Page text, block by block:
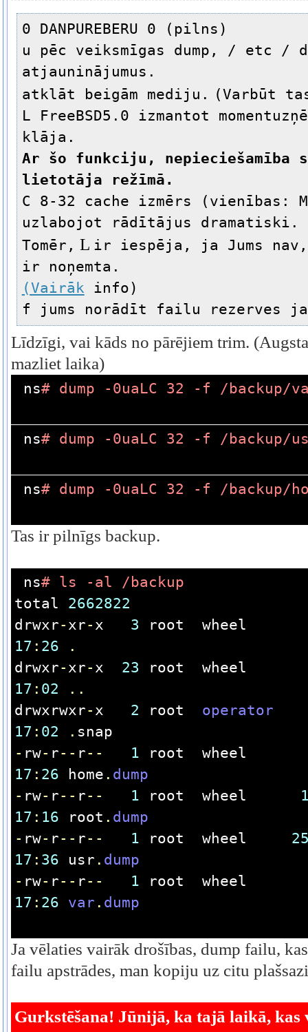
0 DANPUREBERU 0 (pilns)
u pēc veiksmīgas dump, / etc /
atjauninājumus.
atklāt beigām mediju.
(Varbūt
L FreeBSD5.0 izmantot
klāja.
Ar šo funkciju, nepieciešamība
lietotāja režīmā.
C 8-32 cache izmērs (vienības:
uzlabojot rādītājus dramatiski.
Tomēr, L ir iespēja, ja Jums
ir noņemta.
(Vairāk info)
f jums norādīt failu rezerves
Līdzīgi, vai kāds no pārējiem trim.
mazliet laika)
ns# dump -0uaLC 32 -f /backup/
ns# dump -0uaLC 32 -f /backup/
ns# dump -0uaLC 32 -f /backup/
Tas ir pilnīgs backup.
ns# ls -al /backup
total 2662822
drwxr- xr- x 3 root
17 : 26
.
drwxr- xr- x 23 root
17 : 02
..
drwxrwxr- x 2 root operator
17 : 02 . snap
- rw- r-- r-- 1 root
17 : 26 home . dump
- rw- r-- r-- 1 root  wheel
17 : 16 root . dump
- rw- r-- r-- 1 root  wheel
17 : 36 usr . dump
- rw- r-- r-- 1 root
17 : 26 var . dump
Ja vēlaties vairāk drošības, dump failu,
failu apstrādes, man kopiju uz citu
Gurkstēšana! Jūnijā, ka tajā laikā, kas